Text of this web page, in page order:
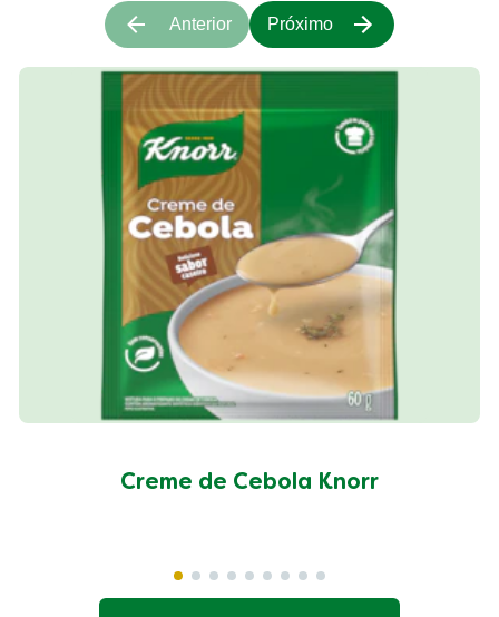
Creme de Cebola Knorr
Anterior Próximo